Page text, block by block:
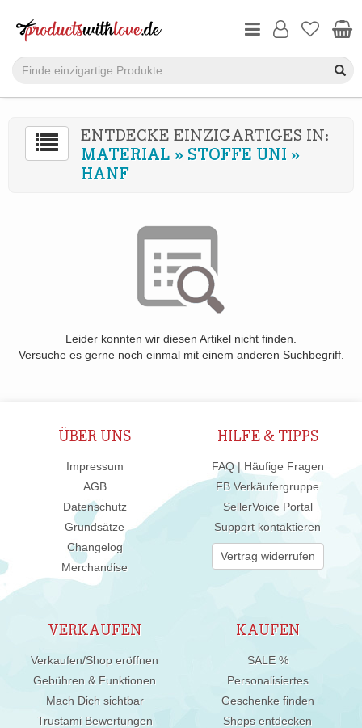
ENTDECKE EINZIGARTIGES IN:
MATERIAL » STOFFE UNI »
HANF
Leider konnten wir diesen Artikel nicht finden.
Versuche es gerne noch einmal mit einem anderen Suchbegriff.
ÜBER UNS
Impressum
AGB
Datenschutz
Grundsätze
Changelog
Merchandise
HILFE & TIPPS
FAQ | Häufige Fragen
FB Verkäufergruppe
SellerVoice Portal
Support kontaktieren
Vertrag widerrufen
VERKAUFEN
Verkaufen/Shop eröffnen
Gebühren & Funktionen
Mach Dich sichtbar
Trustami Bewertungen
KAUFEN
SALE %
Personalisiertes
Geschenke finden
Shops entdecken